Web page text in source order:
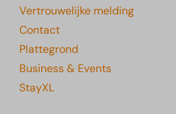
Vertrouwelijke melding
Contact
Plattegrond
Business & Events
StayXL